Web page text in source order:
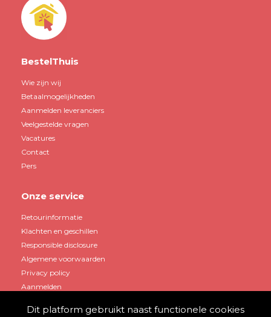
BestelThuis
Wie zijn wij
Betaalmogelijkheden
Aanmelden leveranciers
Veelgestelde vragen
Vacatures
Contact
Pers
Onze service
Retourinformatie
Klachten en geschillen
Responsible disclosure
Algemene voorwaarden
Privacy policy
Aanmelden
Dit platform gebruikt naast functionele cookies